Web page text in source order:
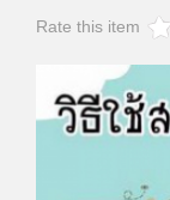
Rate this item